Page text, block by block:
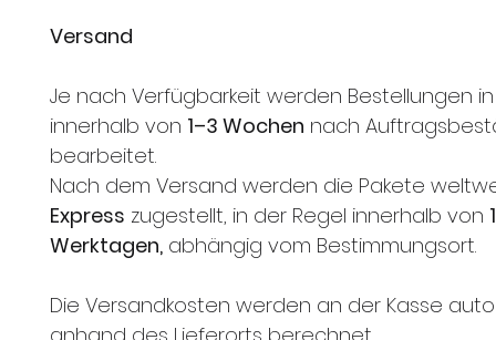
Versand
Je nach Verfügbarkeit werden Bestellungen
innerhalb von 1–3 Wochen nach
bearbeitet.
Nach dem Versand werden die Pakete
Express zugestellt, in der Regel innerhalb von
Werktagen, abhängig vom Bestimmungsort.
Die Versandkosten werden an der Kasse